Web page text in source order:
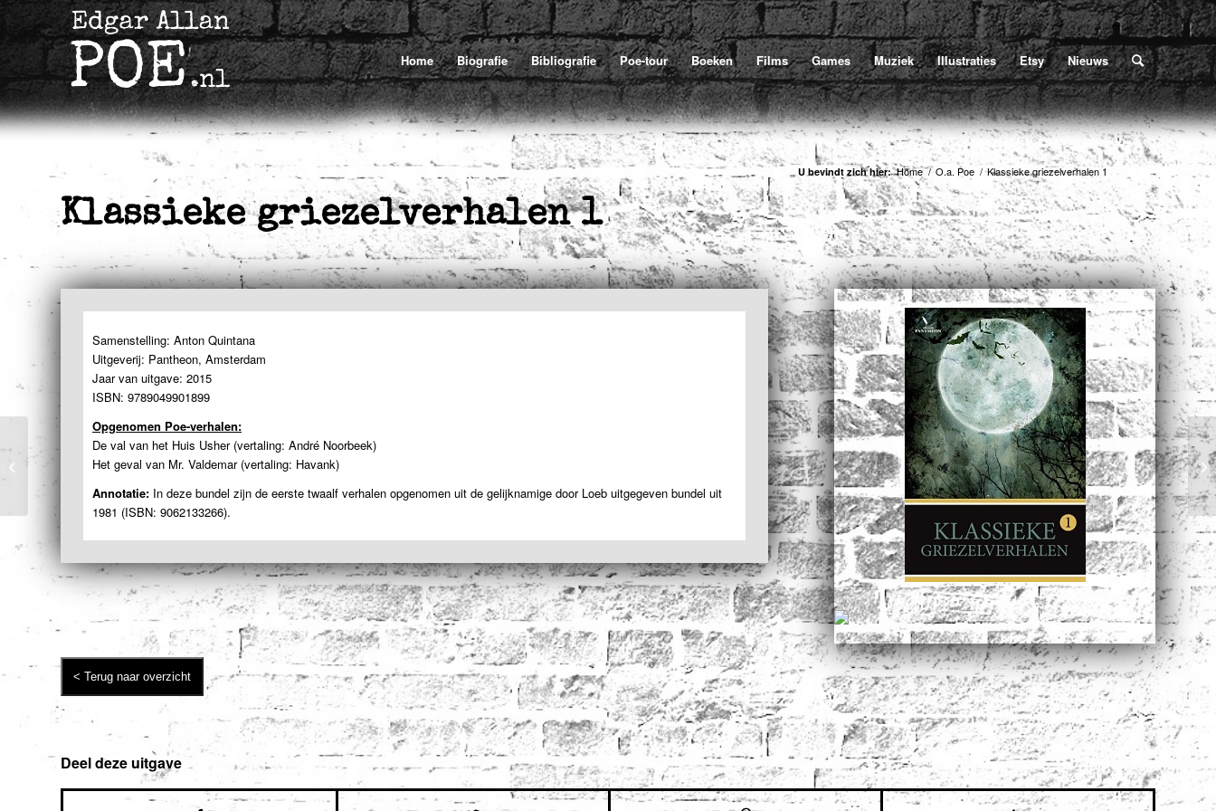
Home Biografie Bibliografie Poe-tour Boeken Films Games Muziek Illustraties Etsy Nieuws
U bevindt zich hier: Home / O.a. Poe / Klassieke griezelverhalen 1
U bevindt zich hier: Home / O.a. Poe / Klassieke griezelverhalen 1
Klassieke griezelverhalen 1
Samenstelling: Anton Quintana
Uitgeverij: Pantheon, Amsterdam
Jaar van uitgave: 2015
ISBN: 9789049901899
Opgenomen Poe-verhalen:
De val van het Huis Usher (vertaling: André Noorbeek)
Het geval van Mr. Valdemar (vertaling: Havank)
Annotatie: In deze bundel zijn de eerste twaalf verhalen opgenomen uit de gelijknamige door Loeb uitgegeven bundel uit
1981 (ISBN: 9062133266).
Deel deze uitgave
The Poetic Principle
van Edgar Allan Poe